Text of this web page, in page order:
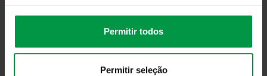
Permitir todos
Permitir seleção
diariamente, com exceção de sábados e domingos
período no qual não existe atualização de